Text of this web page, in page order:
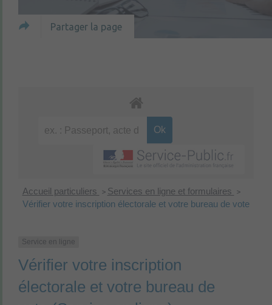
Partager la page
Accueil particuliers > Services en ligne et formulaires >
Vérifier votre inscription électorale et votre bureau de vote
Service en ligne
Vérifier votre inscription
électorale et votre bureau de